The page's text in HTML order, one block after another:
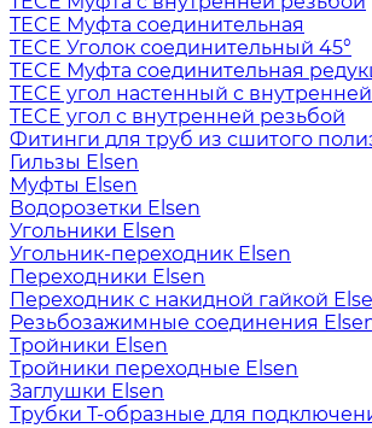
TECE Муфта соединительная
TECE Уголок соединительный 45°
TECE Муфта соединительная
TECE угол настенный с
TECE угол с внутренней резьбой
Фитинги для труб из сшитого
Гильзы Elsen
Муфты Elsen
Водорозетки Elsen
Угольники Elsen
Угольник-переходник Elsen
Переходники Elsen
Переходник с накидной гайкой
Резьбозажимные соединения
Тройники Elsen
Тройники переходные Elsen
Заглушки Elsen
Трубки T-образные для